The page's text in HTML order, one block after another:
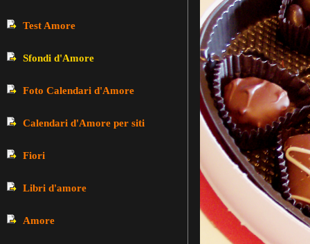
Test Amore
Sfondi d'Amore
Foto Calendari d'Amore
Calendari d'Amore per siti
Fiori
Libri d'amore
Amore